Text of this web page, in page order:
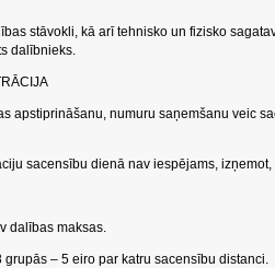
stāvokli, kā arī tehnisko un fizisko
dalībnieks.
apstiprināšanu, numuru saņemšanu veic
sacensību dienā nav iespējams,
dalības maksas.
grupās – 5 eiro par katru sacensību distanci.